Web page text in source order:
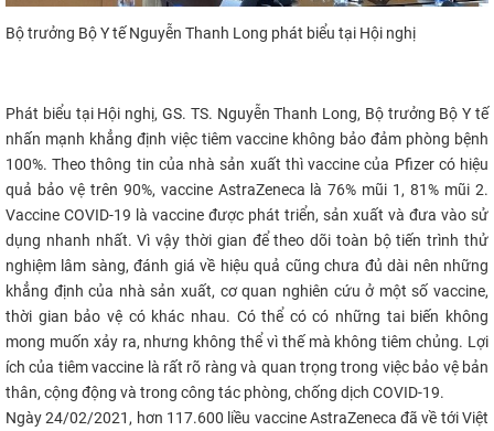
Bộ trưởng Bộ Y tế Nguyễn Thanh Long phát biểu tại Hội nghị
Phát biểu tại Hội nghị, GS. TS. Nguyễn Thanh Long, Bộ trưởng Bộ Y tế
nhấn mạnh khẳng định việc tiêm vaccine không bảo đảm phòng bệnh
100%. Theo thông tin của nhà sản xuất thì vaccine của Pfizer có hiệu
quả bảo vệ trên 90%, vaccine AstraZeneca là 76% mũi 1, 81% mũi 2.
Vaccine COVID-19 là vaccine được phát triển, sản xuất và đưa vào sử
dụng nhanh nhất. Vì vậy thời gian để theo dõi toàn bộ tiến trình thử
nghiệm lâm sàng, đánh giá về hiệu quả cũng chưa đủ dài nên những
khẳng định của nhà sản xuất, cơ quan nghiên cứu ở một số vaccine,
thời gian bảo vệ có khác nhau. Có thể có có những tai biến không
mong muốn xảy ra, nhưng không thể vì thế mà không tiêm chủng. Lợi
ích của tiêm vaccine là rất rõ ràng và quan trọng trong việc bảo vệ bản
thân, cộng động và trong công tác phòng, chống dịch COVID-19.
Ngày 24/02/2021, hơn 117.600 liều vaccine AstraZeneca đã về tới Việt